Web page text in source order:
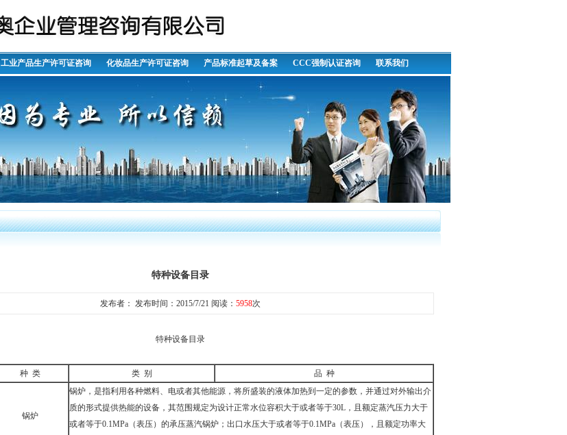
工业产品生产许可证咨询 化妆品生产许可证咨询 产品标准起草及备案 CCC强制认证咨询 联系我们
特种设备目录
发布者： 发布时间：2015/7/21 阅读： 5958次
特种设备目录
种 类 类 别 品 种
锅炉
锅炉，是指利用各种燃料、电或者其他能源，将所盛装的液体加热到一定的参数，并通过对外输出介
质的形式提供热能的设备，其范围规定为设计正常水位容积大于或者等于30L，且额定蒸汽压力大于
或者等于0.1MPa（表压）的承压蒸汽锅炉；出口水压大于或者等于0.1MPa（表压），且额定功率大